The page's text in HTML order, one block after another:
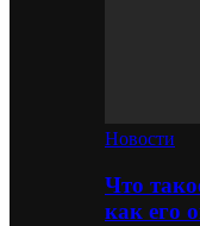
Новости
Что
как его